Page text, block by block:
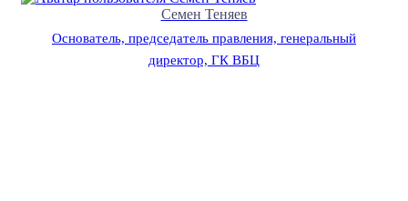
Семен Теняев
Основатель, председатель правления, генеральный
директор, ГК ВБЦ